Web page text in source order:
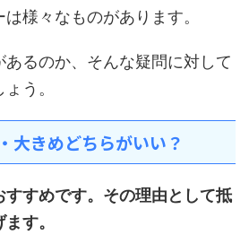
様々なものがあります。
るのか、そんな疑問に対して
う。
大きめどちらがいい？
すすめです。その理由として抵
す。